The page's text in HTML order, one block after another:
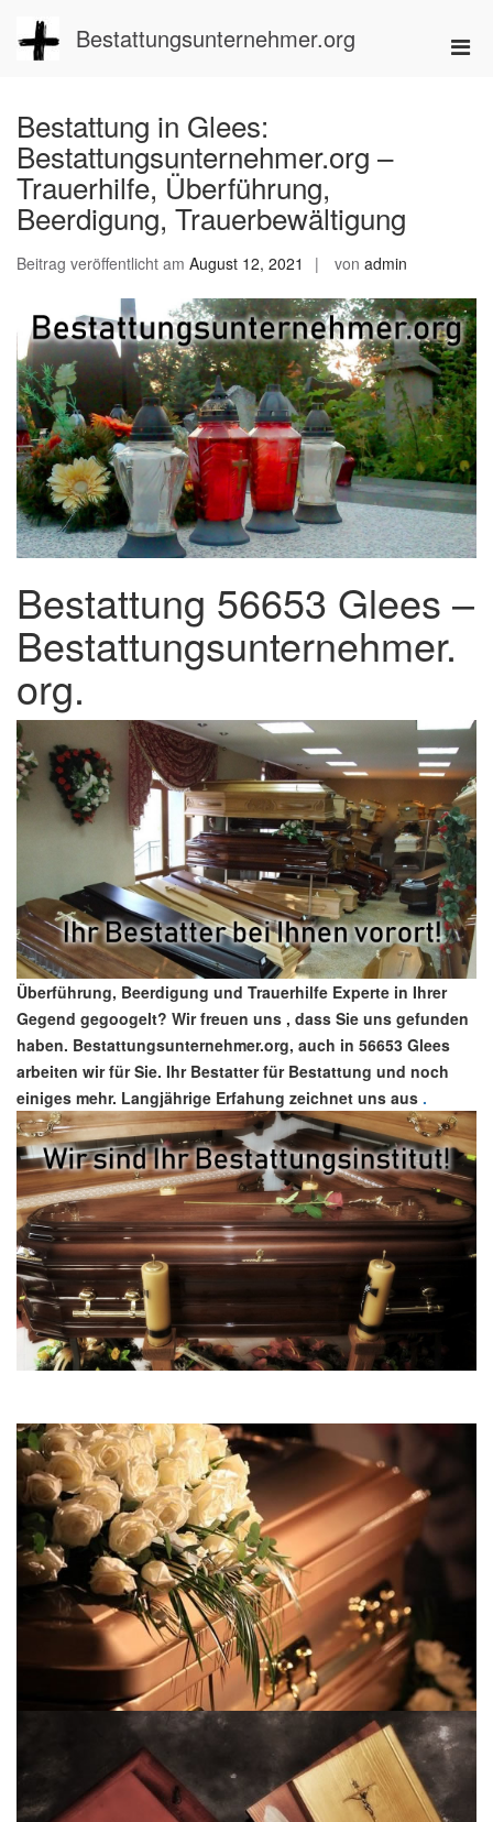
Inhalt
springen
Bestattungsunternehmer.org
Bestattung in Glees:
Bestattungsunternehmer.org –
Trauerhilfe, Überführung,
Beerdigung, Trauerbewältigung
Beitrag veröffentlicht am August 12, 2021 von admin
Bestattung 56653 Glees –
Bestattungsunternehmer.
org.
Überführung, Beerdigung und Trauerhilfe Experte in Ihrer
Gegend gegoogelt? Wir freuen uns , dass Sie uns gefunden
haben. Bestattungsunternehmer.org, auch in 56653 Glees
arbeiten wir für Sie. Ihr Bestatter für Bestattung und noch
einiges mehr. Langjährige Erfahung zeichnet uns aus .